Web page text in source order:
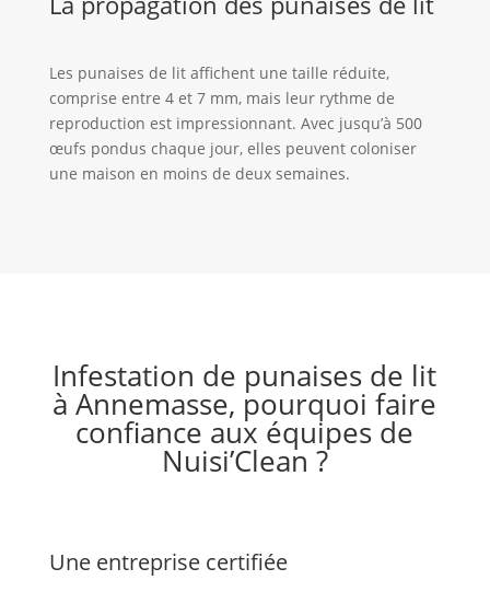
Les punaises de lit affichent une taille réduite,
comprise entre 4 et 7 mm, mais leur rythme de
reproduction est impressionnant. Avec jusqu’à 500
œufs pondus chaque jour, elles peuvent coloniser
une maison en moins de deux semaines.
Infestation de punaises de lit
à Annemasse, pourquoi faire
confiance aux équipes de
Nuisi’Clean ?
Une entreprise certifiée